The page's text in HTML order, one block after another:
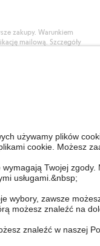
zakupy. Warunkiem
mailową. Szczegóły